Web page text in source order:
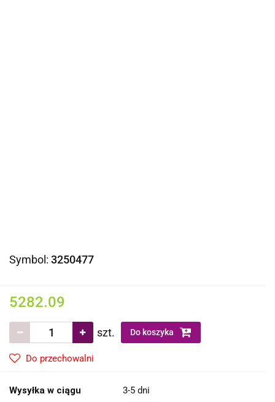
Symbol: 3250477
5282.09
szt. Do koszyka
Do przechowalni
Wysyłka w ciągu 3-5 dni